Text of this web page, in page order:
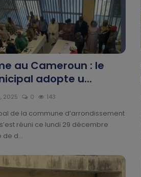
au Cameroun : le
adopte u...
2025 0 143
de la commune d’arrondissement
réuni ce lundi 29 décembre
de d...